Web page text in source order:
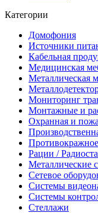
Категории
Домофония
Источники
Кабельная
Медицинская
Металлическая
Мониторинг
Монтажные и
Охранная и
Рации /
Металлические
Сетевое
Системы
Системы
Стеллажи